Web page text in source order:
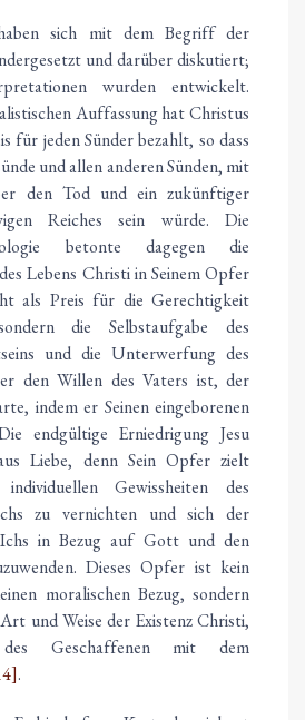
sich mit dem Begriff der
und darüber diskutiert;
wurden entwickelt.
Auffassung hat Christus
für jeden Sünder bezahlt, so dass
und allen anderen Sünden, mit
den Tod und ein zukünftiger
Reiches sein würde. Die
betonte dagegen die
Lebens Christi in Seinem Opfer
als Preis für die Gerechtigkeit
die Selbstaufgabe des
und die Unterwerfung des
den Willen des Vaters ist, der
indem er Seinen eingeborenen
endgültige Erniedrigung Jesu
Liebe, denn Sein Opfer zielt
Gewissheiten des
Ichs zu vernichten und sich der
Ichs in Bezug auf Gott und den
Dieses Opfer ist kein
moralischen Bezug, sondern
und Weise der Existenz Christi,
Geschaffenen mit dem
.